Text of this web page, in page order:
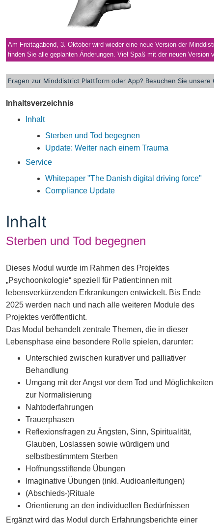
Am Freitagabend, 3. Oktober wird wieder eine neue Version der
finden Sie alle geplanten Änderungen. Viel Spaß mit der neuen Version
Fragen zur Minddistrict Plattform oder App? Besuchen Sie unsere
Inhaltsverzeichnis
Inhalt
Sterben und Tod begegnen
Update: Weiter nach einem Trauma
Service
Whitepaper "The Danish digital driving force"
Compliance Update
Inhalt
Sterben und Tod begegnen
Dieses Modul wurde im Rahmen des Projektes
„Psychoonkologie“ speziell für Patient:innen mit
lebensverkürzenden Erkrankungen entwickelt. Bis Ende
2025 werden nach und nach alle weiteren Module des
Projektes veröffentlicht.
Das Modul behandelt zentrale Themen, die in dieser
Lebensphase eine besondere Rolle spielen, darunter:
Unterschied zwischen kurativer und palliativer
Behandlung
Umgang mit der Angst vor dem Tod und Möglichkeiten
zur Normalisierung
Nahtoderfahrungen
Trauerphasen
Reflexionsfragen zu Ängsten, Sinn, Spiritualität,
Glauben, Loslassen sowie würdigem und
selbstbestimmtem Sterben
Hoffnungsstiftende Übungen
Imaginative Übungen (inkl. Audioanleitungen)
(Abschieds-)Rituale
Orientierung an den individuellen Bedürfnissen
Ergänzt wird das Modul durch Erfahrungsberichte einer